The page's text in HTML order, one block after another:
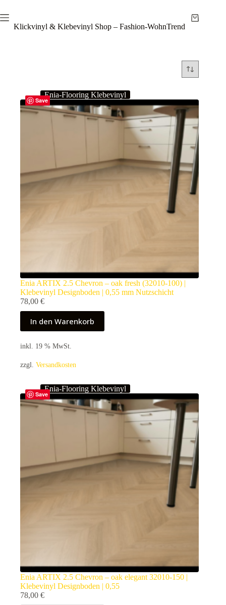
Inhalt
springenKlickvinyl & Klebevinyl Shop – Fashion-WohnTrend
Warenkorb
Save
Enia-Flooring Klebevinyl
Enia ARTIX 2.5 Chevron – oak fresh (32010-100) |
Klebevinyl Designboden | 0,55 mm Nutzschicht
78,00 €
In den Warenkorb
inkl. 19 % MwSt.
zzgl. Versandkosten
Save
Enia-Flooring Klebevinyl
Enia ARTIX 2.5 Chevron – oak elegant 32010-150 |
Klebevinyl Designboden | 0,55
78,00 €